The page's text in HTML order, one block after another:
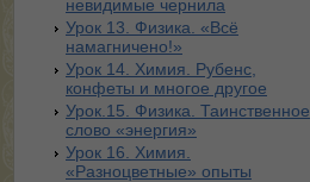
невидимые чернила
Урок 13. Физика. «Всё
намагничено!»
Урок 14. Химия. Рубенс,
конфеты и многое другое
Урок.15. Физика. Таинственное
слово «энергия»
Урок 16. Химия.
«Разноцветные» опыты